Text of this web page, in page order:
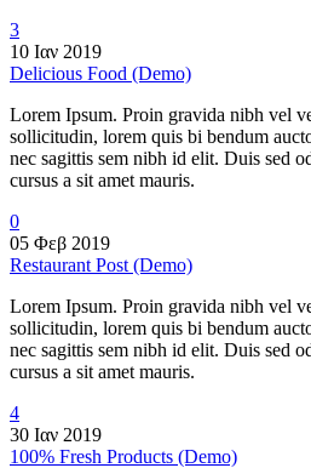
3
10 Ιαν 2019
Delicious Food (Demo)
Lorem Ipsum. Proin gravida nibh vel
sollicitudin, lorem quis bi bendum
nec sagittis sem nibh id elit. Duis sed
cursus a sit amet mauris.
0
05 Φεβ 2019
Restaurant Post (Demo)
Lorem Ipsum. Proin gravida nibh vel
sollicitudin, lorem quis bi bendum
nec sagittis sem nibh id elit. Duis sed
cursus a sit amet mauris.
4
30 Ιαν 2019
100% Fresh Products (Demo)